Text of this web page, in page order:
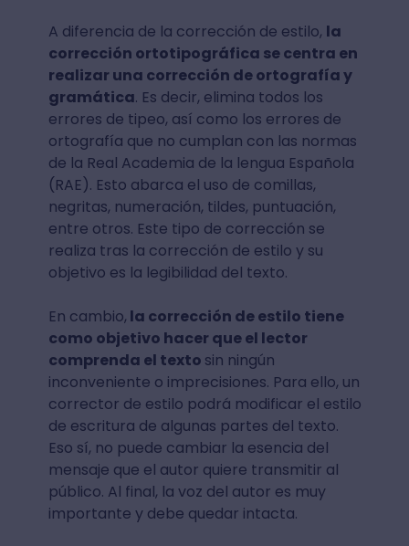
A diferencia de la corrección de estilo, la
corrección ortotipográfica se centra en
realizar una corrección de ortografía y
gramática. Es decir, elimina todos los
errores de tipeo, así como los errores de
ortografía que no cumplan con las normas
de la Real Academia de la lengua Española
(RAE). Esto abarca el uso de comillas,
negritas, numeración, tildes, puntuación,
entre otros. Este tipo de corrección se
realiza tras la corrección de estilo y su
objetivo es la legibilidad del texto.
En cambio, la corrección de estilo tiene
como objetivo hacer que el lector
comprenda el texto sin ningún
inconveniente o imprecisiones. Para ello, un
corrector de estilo podrá modificar el estilo
de escritura de algunas partes del texto.
Eso sí, no puede cambiar la esencia del
mensaje que el autor quiere transmitir al
público. Al final, la voz del autor es muy
importante y debe quedar intacta.